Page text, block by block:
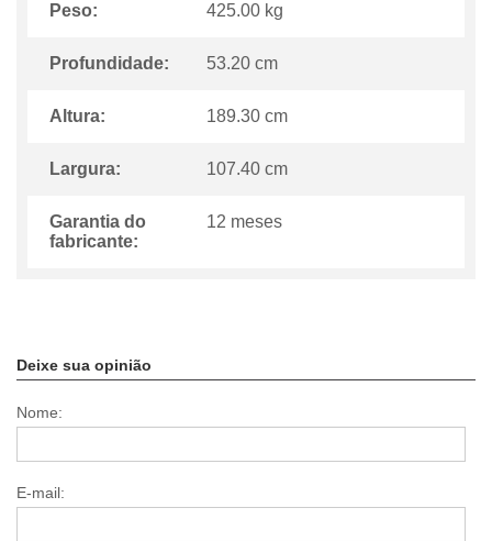
Peso: 425.00 kg
Profundidade: 53.20 cm
Altura: 189.30 cm
Largura: 107.40 cm
Garantia do
fabricante:
12 meses
Deixe sua opinião
Nome:
E-mail: